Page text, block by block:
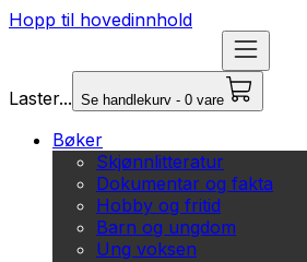
Hopp til hovedinnhold
Laster... Se handlekurv - 0 vare
Bøker
Skjønnlitteratur
Dokumentar og fakta
Hobby og fritid
Barn og ungdom
Ung voksen